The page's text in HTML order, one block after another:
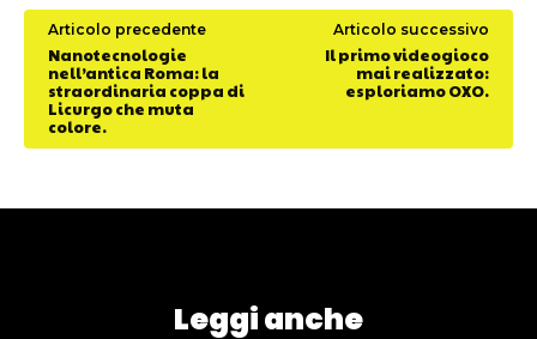
Articolo precedente
Nanotecnologie
nell’antica Roma: la
straordinaria coppa di
Licurgo che muta
colore.
Articolo successivo
Il primo videogioco
mai realizzato:
esploriamo OXO.
Leggi anche